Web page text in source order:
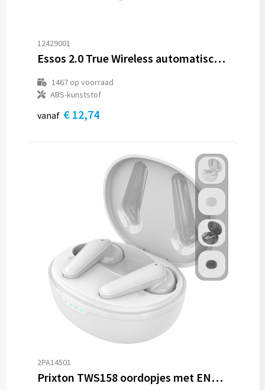
12429001
Essos 2.0 True Wireless automatisch koppelende oordopjes met houder
1467op voorraad
ABS-kunststof
vanaf € 12,74
2PA14501
Prixton TWS158 oordopjes met ENC en ANC